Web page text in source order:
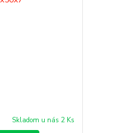
Skladom u nás 2 Ks